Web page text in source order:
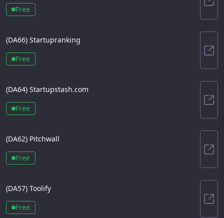
Free
(DA66) Startupranking
Free
(DA64) Startupstash.com
Free
(DA62) Pitchwall
Free
(DA57) Toolify
Free